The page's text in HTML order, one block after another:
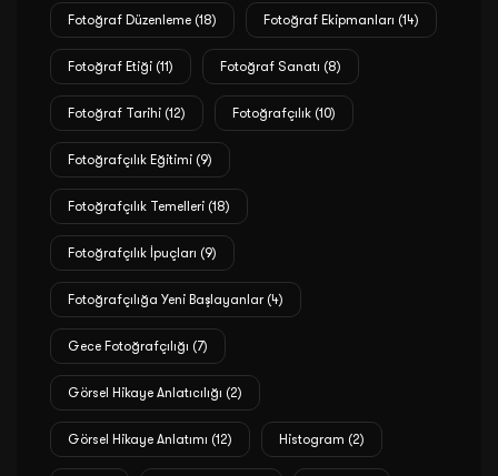
Fotoğraf Düzenleme (18) Fotoğraf Ekipmanları (14)
Fotoğraf Etiği (11) Fotoğraf Sanatı (8)
Fotoğraf Tarihi (12) Fotoğrafçılık (10)
Fotoğrafçılık Eğitimi (9)
Fotoğrafçılık Temelleri (18)
Fotoğrafçılık İpuçları (9)
Fotoğrafçılığa Yeni Başlayanlar (4)
Gece Fotoğrafçılığı (7)
Görsel Hikaye Anlatıcılığı (2)
Görsel Hikaye Anlatımı (12) Histogram (2)